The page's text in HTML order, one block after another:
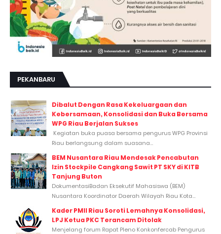
PEKANBARU
Dibalut Dengan Rasa Kekeluargaan dan
Kebersamaan, Konsolidasi dan Buka Bersama
WPG Riau Berjalan Sukses
Kegiatan buka puasa bersama pengurus WPG Provinsi
Riau berlangsung dalam suasana...
BEM Nusantara Riau Mendesak Pencabutan
Izin Stockpile Cangkang Sawit PT SKY di KITB
Tanjung Buton
DokumentasiBadan Eksekutif Mahasiswa (BEM)
Nusantara Koordinator Daerah Wilayah Riau Kota...
Kader PMII Riau Soroti Lemahnya Konsolidasi,
LPJ Ketua PKC Terancam Ditolak
Menjelang forum Rapat Pleno Konkonfercab Pengurus